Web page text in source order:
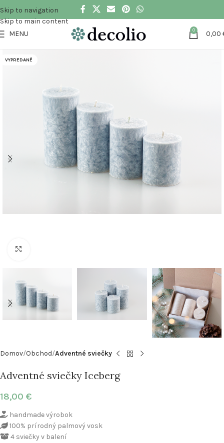
Skip to navigation
Skip to main content
MENU
0 0,00
VYPREDANÉ
Domov Obchod Adventné sviečky
Adventné sviečky Iceberg
18,00 €
handmade výrobok
100% prírodný palmový vosk
4 sviečky v balení